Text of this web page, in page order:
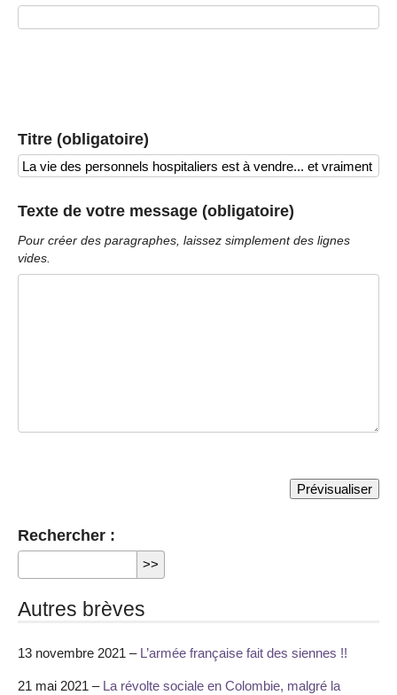
Titre (obligatoire)
Texte de votre message (obligatoire)
Pour créer des paragraphes, laissez simplement des lignes
vides.
Rechercher :
Autres brèves
13 novembre 2021 – L’armée française fait des siennes !!
21 mai 2021 – La révolte sociale en Colombie, malgré la